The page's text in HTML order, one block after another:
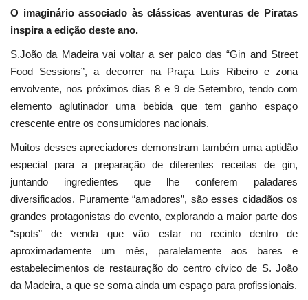
Cultura
Ambiente
O imaginário associado às clássicas aventuras de Piratas
inspira a edição deste ano.
S.João da Madeira vai voltar a ser palco das “Gin and Street
Food Sessions”, a decorrer na Praça Luís Ribeiro e zona
envolvente, nos próximos dias 8 e 9 de Setembro, tendo com
elemento aglutinador uma bebida que tem ganho espaço
crescente entre os consumidores nacionais.
Muitos desses apreciadores demonstram também uma aptidão
especial para a preparação de diferentes receitas de gin,
juntando ingredientes que lhe conferem paladares
diversificados. Puramente “amadores”, são esses cidadãos os
grandes protagonistas do evento, explorando a maior parte dos
“spots” de venda que vão estar no recinto dentro de
aproximadamente um mês, paralelamente aos bares e
estabelecimentos de restauração do centro cívico de S. João
da Madeira, a que se soma ainda um espaço para profissionais.